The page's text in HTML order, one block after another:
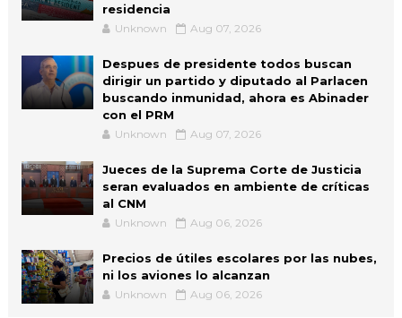
residencia
Unknown Aug 07, 2026
Despues de presidente todos buscan
dirigir un partido y diputado al Parlacen
buscando inmunidad, ahora es Abinader
con el PRM
Unknown Aug 07, 2026
Jueces de la Suprema Corte de Justicia
seran evaluados en ambiente de críticas
al CNM
Unknown Aug 06, 2026
Precios de útiles escolares por las nubes,
ni los aviones lo alcanzan
Unknown Aug 06, 2026